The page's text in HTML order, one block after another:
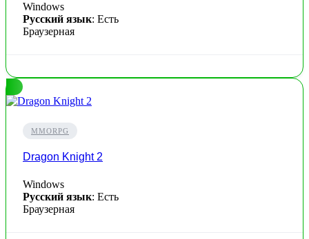
Windows
Русский язык: Есть
Браузерная
MMORPG
Dragon Knight 2
Windows
Русский язык: Есть
Браузерная